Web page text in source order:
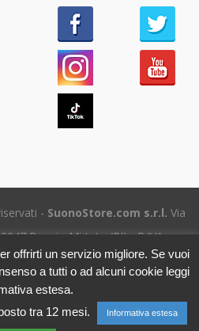
- SuonoStore.com s.r.l. Via
Poggio Mirteto (RI) - P.IVA
- REA RI-69195
eMail Assistenza clienti
sulla Privacy
offrirti un servizio migliore. Se vuoi
a tutti o ad alcuni cookie leggi
estesa.
tra 12 mesi.
Informativa estesa